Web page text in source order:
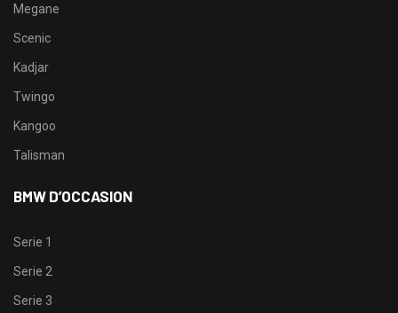
Megane
Scenic
Kadjar
Twingo
Kangoo
Talisman
BMW D’OCCASION
Serie 1
Serie 2
Serie 3